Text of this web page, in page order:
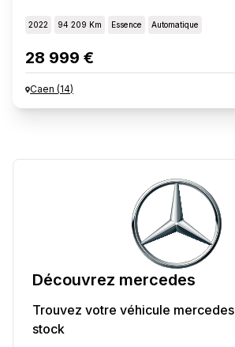
2022 94 209 Km Essence Automatique
28 999 €
Caen (14)
Découvrez mercedes
Trouvez votre véhicule mercedes
stock